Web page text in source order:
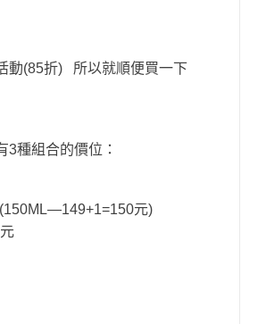
動(85折) 所以就順便買一下
3種組合的價位 ：
(150ML—149+1=150元)
元